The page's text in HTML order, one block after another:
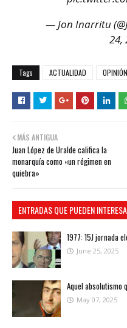
— Jon Inarritu
24,
Tags ACTUALIDAD OPINIÓN
MÁS ANTIGUA
Juan López de Uralde califica la
monarquía como «un régimen en
quiebra»
ENTRADAS QUE PUEDEN
1977: 15J jornada
June 25, 2025
Aquel absolutismo
May 07, 2025